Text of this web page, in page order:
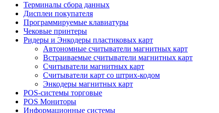
Терминалы сбора данных
Дисплеи покупателя
Программируемые клавиатуры
Чековые принтеры
Ридеры и Энкодеры пластиковых карт
Автономные считыватели магнитных карт
Встраиваемые считыватели магнитных карт
Считыватели магнитных карт
Считыватели карт со штрих-кодом
Энкодеры магнитных карт
POS-системы торговые
POS Мониторы
Информационные системы